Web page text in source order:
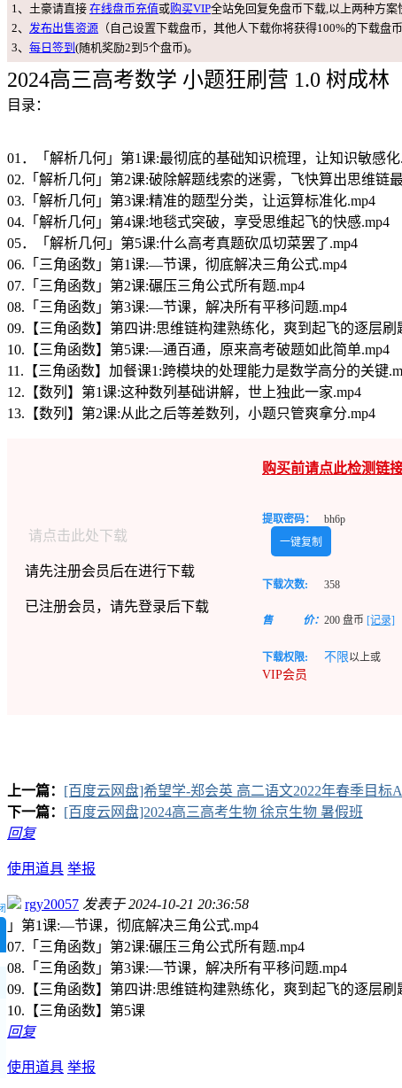
1、土豪请直接 在线盘币充值或购买VIP全站免回复免盘币下载,以上两种方案
2、 发布出售资源 （自己设置下载盘币，其他人下载你将获得100%的下载盘币
3、 每日签到 (随机奖励2到5个盘币)。
2024高三高考数学 小题狂刷营 1.0 树成林
目录：
01．「解析几何」第1课:最彻底的基础知识梳理，让知识敏感化
02.「解析几何」第2课:破除解题线索的迷雾，飞快算出思维链
03.「解析几何」第3课:精准的题型分类，让运算标准化.mp4
04.「解析几何」第4课:地毯式突破，享受思维起飞的快感.mp4
05．「解析几何」第5课:什么高考真题砍瓜切菜罢了.mp4
06.「三角函数」第1课:—节课，彻底解决三角公式.mp4
07.「三角函数」第2课:碾压三角公式所有题.mp4
08.「三角函数」第3课:—节课，解决所有平移问题.mp4
09.【三角函数】第四讲:思维链构建熟练化，爽到起飞的逐层刷
10.【三角函数】第5课:—通百通，原来高考破题如此简单.mp4
11.【三角函数】加餐课1:跨模块的处理能力是数学高分的关键
12.【数列】第1课:这种数列基础讲解，世上独此一家.mp4
13.【数列】第2课:从此之后等差数列，小题只管爽拿分.mp4
请点击此处下载
请先注册会员后在进行下载
已注册会员，请先登录后下载
购买前请点此检测链
提取密码：
bh6p
一键复制
下载次数: 358
售 价： 200 盘币 [记录]
下载权限: 不限以上或
VIP会员
上一篇： [百度云网盘]希望学-郑会英 高二语文2022年春季目标
下一篇： [百度云网盘]2024高三高考生物 徐京生物 暑假班
回复
使用道具 举报
rgy20057 发表于 2024-10-21 20:36:58
」第1课:—节课，彻底解决三角公式.mp4
07.「三角函数」第2课:碾压三角公式所有题.mp4
08.「三角函数」第3课:—节课，解决所有平移问题.mp4
09.【三角函数】第四讲:思维链构建熟练化，爽到起飞的逐层刷
10.【三角函数】第5课
回复
使用道具 举报